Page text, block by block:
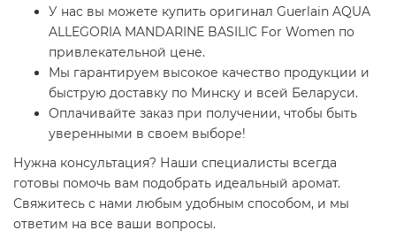
У нас вы можете купить оригинал Guerlain AQUA
ALLEGORIA MANDARINE BASILIC For Women по
привлекательной цене.
Мы гарантируем высокое качество продукции и
быструю доставку по Минску и всей Беларуси.
Оплачивайте заказ при получении, чтобы быть
уверенными в своем выборе!
Нужна консультация? Наши специалисты всегда
готовы помочь вам подобрать идеальный аромат.
Свяжитесь с нами любым удобным способом, и мы
ответим на все ваши вопросы.